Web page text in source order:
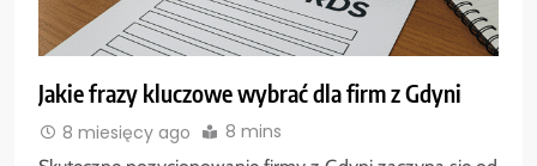
Jakie frazy kluczowe wybrać dla firm z Gdyni
8 miesięcy ago 8 mins